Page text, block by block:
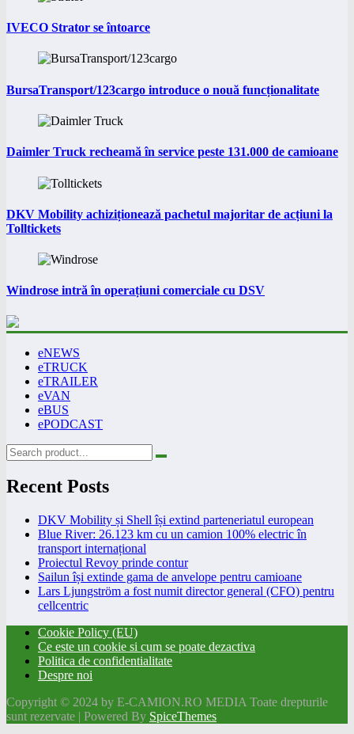
IVECO Strator se întoarce
BursaTransport/123cargo introduce o nouă funcționalitate
Daimler Truck recheamă în service peste 131.000 de camioane
DKV Mobility achiziționează pachetul majoritar de acțiuni la
Tolltickets
Windrose intră în operațiuni comerciale cu DSV
eNEWS
eTRUCK
eTRAILER
eVAN
eBUS
ePODCAST
Recent Posts
DKV Mobility și Shell își extind parteneriatul european
Blue River: 26.123 km cu un camion 100% electric în
transport internațional
Proiectul Revoy prinde contur
Sailun își extinde gama de anvelope pentru camioane
Lars Ljungström a fost numit director general (CFO) pentru
cellcentric
Cookie Policy (EU)
Ce este un cookie si cum se poate dezactiva
Politica de confidentialitate
Despre noi
Copyright © 2024 by E-CAMION.RO MEDIA Toate drepturile
sunt rezervate | Powered By SpiceThemes